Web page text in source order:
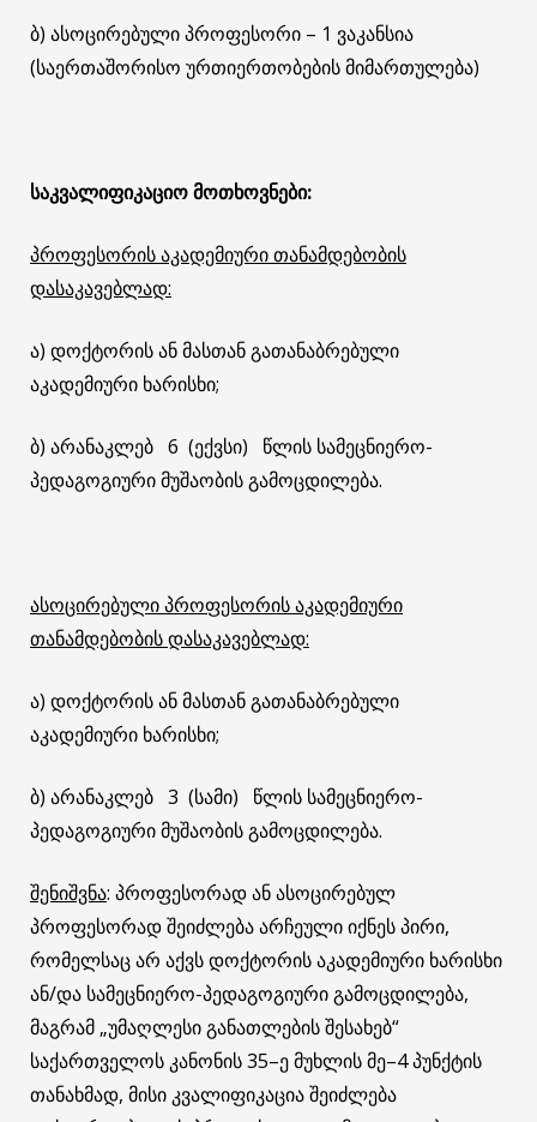
ბ) ასოცირებული პროფესორი – 1 ვაკანსია
(საერთაშორისო ურთიერთობების მიმართულება)
საკვალიფიკაციო მოთხოვნები:
პროფესორის აკადემიური თანამდებობის
დასაკავებლად:
ა) დოქტორის ან მასთან გათანაბრებული
აკადემიური ხარისხი;
ბ) არანაკლებ 6 (ექვსი) წლის სამეცნიერო-
პედაგოგიური მუშაობის გამოცდილება.
ასოცირებული პროფესორის აკადემიური
თანამდებობის დასაკავებლად:
ა) დოქტორის ან მასთან გათანაბრებული
აკადემიური ხარისხი;
ბ) არანაკლებ 3 (სამი) წლის სამეცნიერო-
პედაგოგიური მუშაობის გამოცდილება.
შენიშვნა: პროფესორად ან ასოცირებულ
პროფესორად შეიძლება არჩეული იქნეს პირი,
რომელსაც არ აქვს დოქტორის აკადემიური ხარისხი
ან/და სამეცნიერო-პედაგოგიური გამოცდილება,
მაგრამ „უმაღლესი განათლების შესახებ“
საქართველოს კანონის 35–ე მუხლის მე–4 პუნქტის
თანახმად, მისი კვალიფიკაცია შეიძლება